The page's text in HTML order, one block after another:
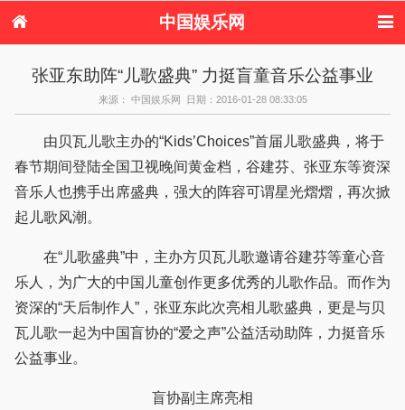
中国娱乐网
港台娱乐
日本娱乐 韩国娱乐
欧美娱乐
音乐新闻 影视新闻
内地明星八卦
港台明星八卦
日本韩国明星
八卦
欧美明星八卦 娱乐评论
张亚东助阵“儿歌盛典” 力挺盲童音乐公益事业
来源： 中国娱乐网 日期：2016-01-28 08:33:05
由贝瓦儿歌主办的“Kids’Choices”首届儿歌盛典，将于
春节期间登陆全国卫视晚间黄金档，谷建芬、张亚东等资深
音乐人也携手出席盛典，强大的阵容可谓星光熠熠，再次掀
起儿歌风潮。
在“儿歌盛典”中，主办方贝瓦儿歌邀请谷建芬等童心音
乐人，为广大的中国儿童创作更多优秀的儿歌作品。而作为
资深的“天后制作人”，张亚东此次亮相儿歌盛典，更是与贝
瓦儿歌一起为中国盲协的“爱之声”公益活动助阵，力挺音乐
公益事业。
盲协副主席亮相